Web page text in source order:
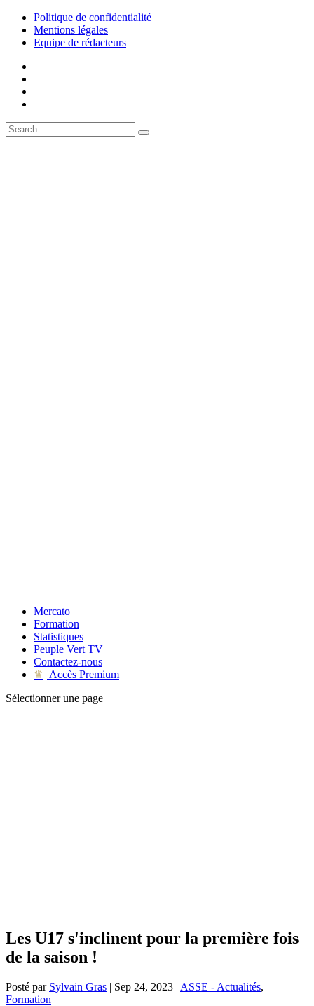
Politique de confidentialité
Mentions légales
Equipe de rédacteurs
Mercato
Formation
Statistiques
Peuple Vert TV
Contactez-nous
♛
Accès Premium
Sélectionner une page
Les U17 s'inclinent pour la première fois
de la saison !
Posté par Sylvain Gras | Sep 24, 2023 | ASSE - Actualités,
Formation